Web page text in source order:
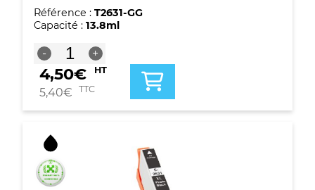
Référence : T2631-GG
Capacité : 13.8ml
-
quantité
de
Cartouche
Premium
G&G
Epson
T2631
/
T2611
+
4,50€ HT
5,40€ TTC